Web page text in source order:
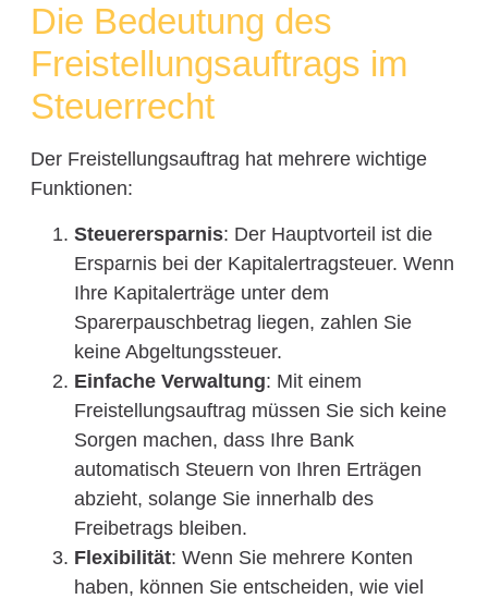
Die Bedeutung des
Freistellungsauftrags im
Steuerrecht
Der Freistellungsauftrag hat mehrere wichtige
Funktionen:
Steuerersparnis: Der Hauptvorteil ist die
Ersparnis bei der Kapitalertragsteuer. Wenn
Ihre Kapitalerträge unter dem
Sparerpauschbetrag liegen, zahlen Sie
keine Abgeltungssteuer.
Einfache Verwaltung: Mit einem
Freistellungsauftrag müssen Sie sich keine
Sorgen machen, dass Ihre Bank
automatisch Steuern von Ihren Erträgen
abzieht, solange Sie innerhalb des
Freibetrags bleiben.
Flexibilität: Wenn Sie mehrere Konten
haben, können Sie entscheiden, wie viel